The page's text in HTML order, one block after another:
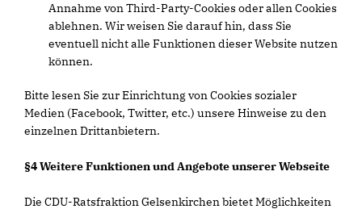
Annahme von Third-Party-Cookies oder allen Cookies
ablehnen. Wir weisen Sie darauf hin, dass Sie
eventuell nicht alle Funktionen dieser Website nutzen
können.
Bitte lesen Sie zur Einrichtung von Cookies sozialer
Medien (Facebook, Twitter, etc.) unsere Hinweise zu den
einzelnen Drittanbietern.
§4 Weitere Funktionen und Angebote unserer Webseite
Die CDU-Ratsfraktion Gelsenkirchen bietet Möglichkeiten